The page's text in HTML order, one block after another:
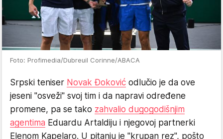
Foto: Profimedia/Dubreuil Corinne/ABACA
Srpski teniser Novak Đoković odlučio je da ove
jeseni "osveži" svoj tim i da napravi određene
promene, pa se tako zahvalio dugogodišnjim
agentima Eduardu Artaldiju i njegovoj partnerki
Elenom Kapelaro. U pitanju je "krupan rez", pošto